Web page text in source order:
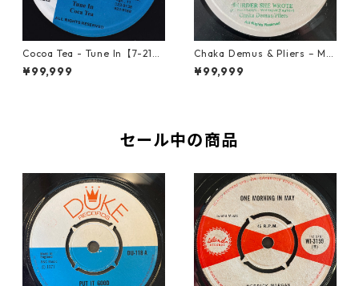
Cocoa Tea - Tune In【7-2187
2】
¥99,999
Chaka Demus & Pliers – Mu
rder She Wrote【7-21777】
¥99,999
セール中の商品